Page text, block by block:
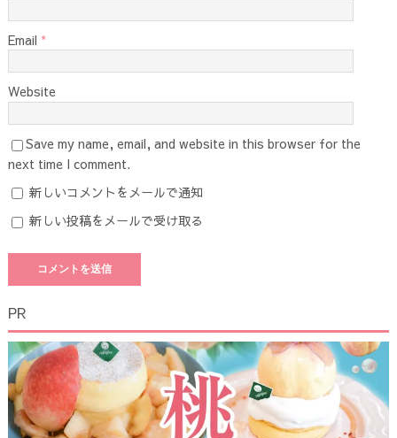
Email *
Website
Save my name, email, and website in this browser for the
next time I comment.
新しいコメントをメールで通知
新しい投稿をメールで受け取る
PR